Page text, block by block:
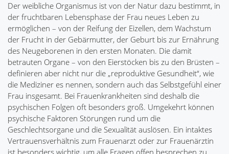
Der weibliche Organismus ist von der Natur dazu bestimmt, in
der fruchtbaren Lebensphase der Frau neues Leben zu
ermöglichen – von der Reifung der Eizellen, dem Wachstum
der Frucht in der Gebärmutter, der Geburt bis zur Ernährung
des Neugeborenen in den ersten Monaten. Die damit
betrauten Organe – von den Eierstöcken bis zu den Brüsten –
definieren aber nicht nur die „reproduktive Gesundheit“, wie
die Mediziner es nennen, sondern auch das Selbstgefühl einer
Frau insgesamt. Bei Frauenkrankheiten sind deshalb die
psychischen Folgen oft besonders groß. Umgekehrt können
psychische Faktoren Störungen rund um die
Geschlechtsorgane und die Sexualität auslösen. Ein intaktes
Vertrauensverhältnis zum Frauenarzt oder zur Frauenärztin